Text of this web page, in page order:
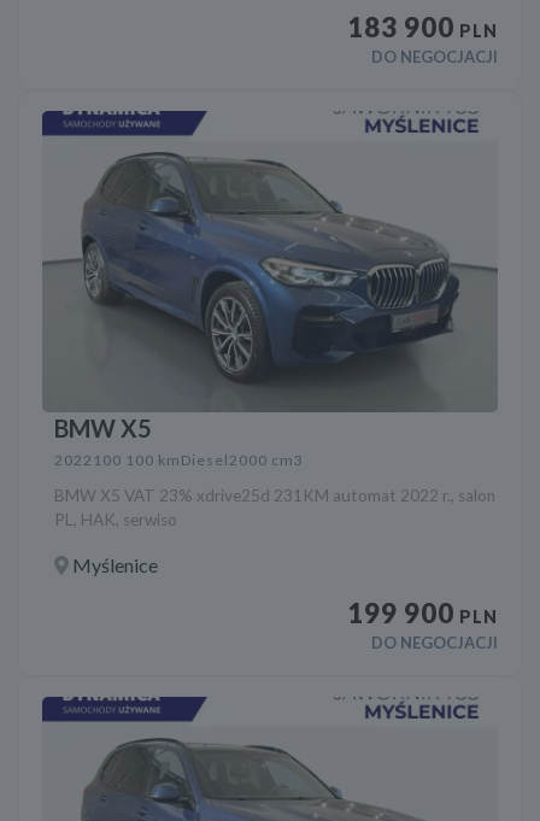
183 900 PLN
DO NEGOCJACJI
BMW X5
2022 100 100 km Diesel2000 cm3
BMW X5 VAT 23% xdrive25d 231KM automat 2022 r., salon
PL, HAK, serwiso
Myślenice
199 900 PLN
DO NEGOCJACJI